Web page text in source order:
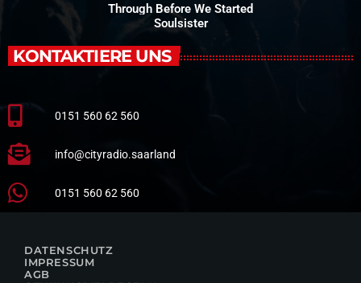
Through Before We Started
Soulsister
KONTAKTIERE UNS
0151 560 62 560
info@cityradio.saarland
0151 560 62 560
DATENSCHUTZ
IMPRESSUM
AGB